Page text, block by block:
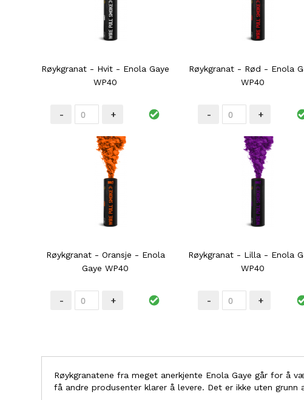
Røykgranat - Hvit - Enola Gaye
WP40
- +
Røykgranat - Rød - Enola
WP40
- +
Røykgranat - Oransje - Enola
Gaye WP40
- +
Røykgranat - Lilla - Enola
WP40
- +
Røykgranatene fra meget anerkjente Enola Gaye går for å
få andre produsenter klarer å levere. Det er ikke uten